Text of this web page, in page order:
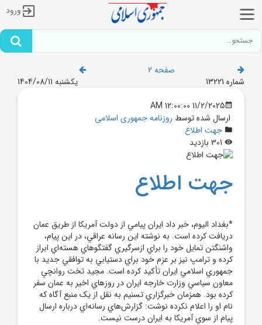
ورود
صفحه 2
شماره 13221
یکشنبه 1404/08/11
11/2/2025 12:00:00 AM
ارسال شده توسط روزنامه جمهوری اسلامی
جهت اطلاع
جهت اطلاع
*بغداد اليوم، خبر داد ايران پيامي از دولت آمريکا از طريق عمان
دريافت کرده است. به نوشته اين رسانه عراقي، در اين پيام،
واشنگتن تمايل خود را براي ازسرگيري گفتگوهاي هسته‌اي ابراز
کرده و ترامپ نيز بر عزم خود براي دستيابي به توافقي جديد با
جمهوري اسلامي ايران تأکيد کرده است. مجيد تخت روانچي
معاون سياسي وزارت خارجه ايران در روزهاي اخير به عمان سفر
کرده بود. همزمان خبرگزاري تسنيم به نقل از يک منبع آگاه که
نام او را اعلام نکرده نوشت: گزارش‌هاي رسانه‌اي درباره ارسال
پيام از سوي آمريکا به ايران درست نيست.